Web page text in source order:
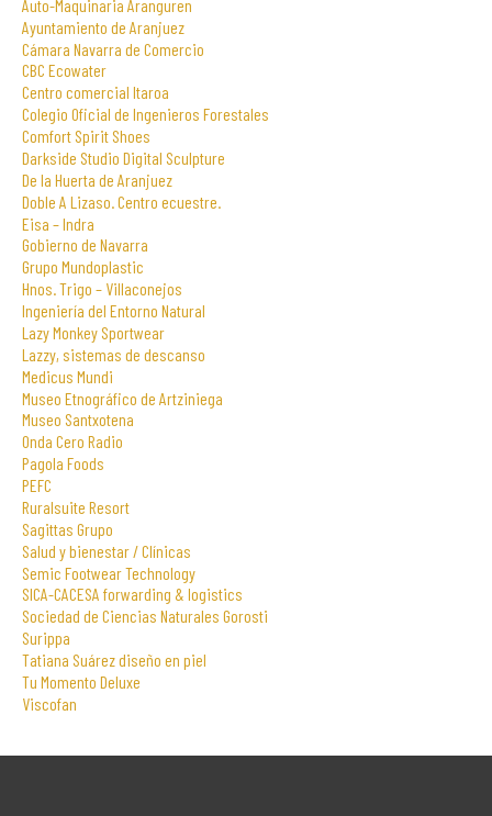
Auto-Maquinaria Aranguren
Ayuntamiento de Aranjuez
Cámara Navarra de Comercio
CBC Ecowater
Centro comercial Itaroa
Colegio Oficial de Ingenieros Forestales
Comfort Spirit Shoes
Darkside Studio Digital Sculpture
De la Huerta de Aranjuez
Doble A Lizaso. Centro ecuestre.
Eisa – Indra
Gobierno de Navarra
Grupo Mundoplastic
Hnos. Trigo – Villaconejos
Ingeniería del Entorno Natural
Lazy Monkey Sportwear
Lazzy, sistemas de descanso
Medicus Mundi
Museo Etnográfico de Artziniega
Museo Santxotena
Onda Cero Radio
Pagola Foods
PEFC
Ruralsuite Resort
Sagittas Grupo
Salud y bienestar / Clínicas
Semic Footwear Technology
SICA-CACESA forwarding & logistics
Sociedad de Ciencias Naturales Gorosti
Surippa
Tatiana Suárez diseño en piel
Tu Momento Deluxe
Viscofan